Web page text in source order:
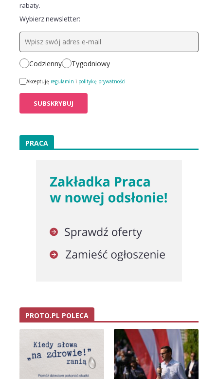
rabaty.
Wybierz newsletter:
Codzienny Tygodniowy
Akceptuję regulamin i politykę prywatności
PRACA
PROTO.PL POLECA